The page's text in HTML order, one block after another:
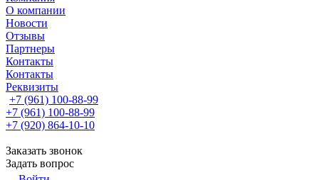
О компании
Новости
Отзывы
Партнеры
Контакты
Контакты
Реквизиты
+7 (961) 100-88-99
+7 (961) 100-88-99
+7 (920) 864-10-10
Заказать звонок
Задать вопрос